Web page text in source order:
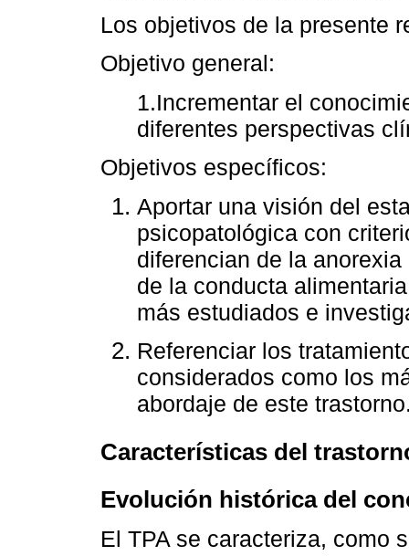
Los objetivos de la presente
Objetivo general:
1.Incrementar el
diferentes perspectivas
Objetivos específicos:
Aportar una visión del
psicopatológica con
diferencian de la
de la conducta
más estudiados e
Referenciar los
considerados como los
abordaje de este
Características del
Evolución histórica del
El TPA se caracteriza, como